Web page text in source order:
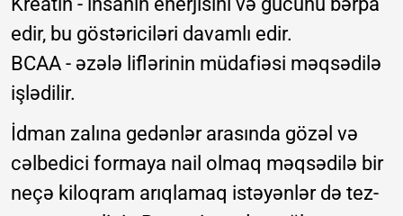
edir, bu göstəriciləri davamlı edir.
BCAA - əzələ liflərinin müdafiəsi məqsədilə
işlədilir.
İdman zalına gedənlər arasında gözəl və
cəlbedici formaya nail olmaq məqsədilə bir
neçə kiloqram arıqlamaq istəyənlər də tez-